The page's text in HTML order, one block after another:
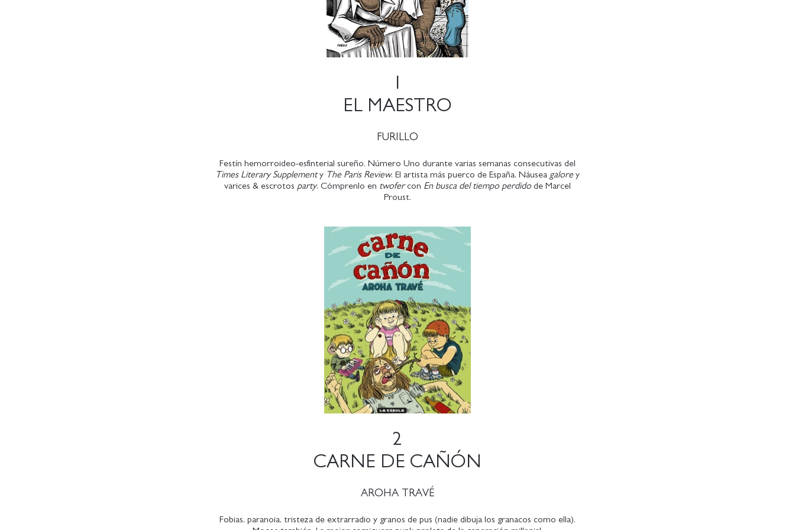
EL MAESTRO
FURILLO
Festín hemorroideo-esfinterial sureño. Número Uno durante varias semanas consecutivas del
Times Literary Supplementy The Paris Review. El artista más puerco de España. Náusea galorey
varices & escrotos party. Cómprenlo en twofercon En busca del tiempo perdidode Marcel
Proust.
2
CARNE DE CAÑÓN
AROHA TRAVÉ
Fobias, paranoia, tristeza de extrarradio y granos de pus (nadie dibuja los granacos como ella).